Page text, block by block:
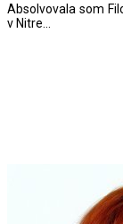
Absolvovala som
v Nitre...